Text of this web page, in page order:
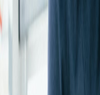
Los productos
inteligentes, relojes
consumidores. Según
Los smartphones se han
personas, y por ello
sus páginas web a las